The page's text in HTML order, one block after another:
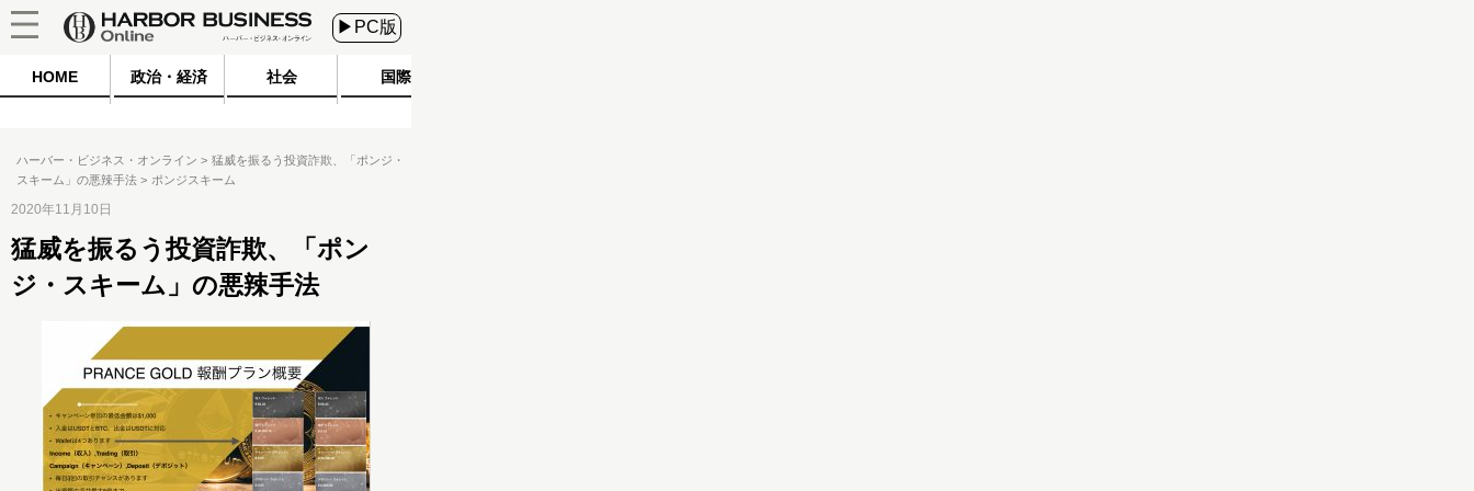
▶PC版
HOME 政治・経済 社会 国際
ハーバー・ビジネス・オンライン
猛威を振るう投資詐欺、「ポンジ・
スキーム」の悪辣手法
ポンジスキーム
2020年11月10日
猛威を振るう投資詐欺、「ポン
ジ・スキーム」の悪辣手法